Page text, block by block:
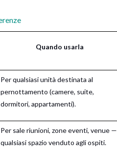
Quando usarla
Per qualsiasi unità destinata al
pernottamento (camere, suite,
dormitori, appartamenti).
Per sale riunioni, zone eventi, venue —
qualsiasi spazio venduto agli ospiti.